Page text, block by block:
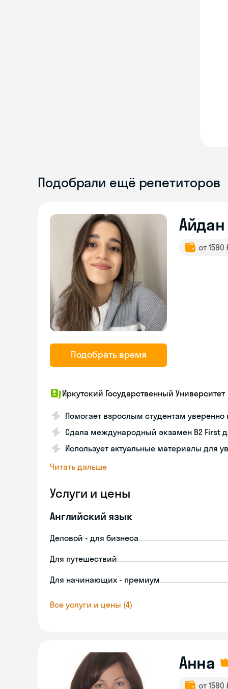
Подобрали ещё репетиторов
Подобрать время
Айдан
от
Иркутский Государственный Университет
Помогает взрослым студентам уверенно
Сдала международный экзамен B2 First
Использует актуальные материалы для
Читать дальше
Услуги и цены
Английский язык
Деловой - для бизнеса
Для путешествий
Для начинающих - премиум
Все услуги и цены (4)
Анна
от